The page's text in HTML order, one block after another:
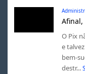
Afinal,
O Pix
e
bem-
destr...